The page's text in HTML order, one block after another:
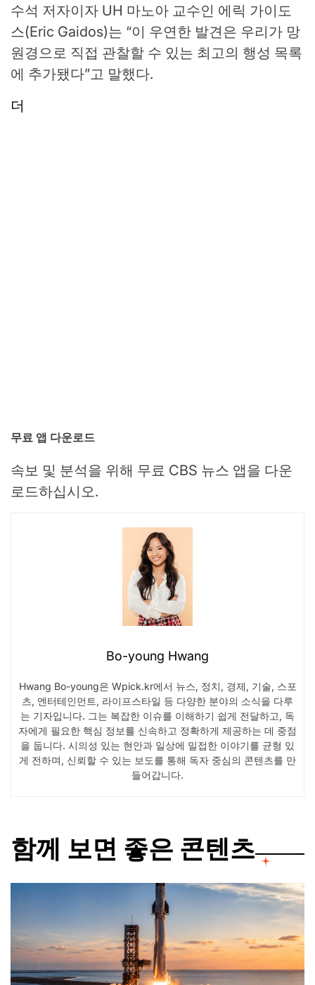
수석 저자이자 UH 마노아 교수인 에릭 가이도
스(Eric Gaidos)는 “이 우연한 발견은 우리가 망
원경으로 직접 관찰할 수 있는 최고의 행성 목록
에 추가됐다”고 말했다.
더
무료 앱 다운로드
속보 및 분석을 위해 무료 CBS 뉴스 앱을 다운
로드하십시오.
Bo-young Hwang
Hwang Bo-young은 Wpick.kr에서 뉴스, 정치, 경제, 기술, 스포
츠, 엔터테인먼트, 라이프스타일 등 다양한 분야의 소식을 다루
는 기자입니다. 그는 복잡한 이슈를 이해하기 쉽게 전달하고, 독
자에게 필요한 핵심 정보를 신속하고 정확하게 제공하는 데 중점
을 둡니다. 시의성 있는 현안과 일상에 밀접한 이야기를 균형 있
게 전하며, 신뢰할 수 있는 보도를 통해 독자 중심의 콘텐츠를 만
들어갑니다.
함께 보면 좋은 콘텐츠